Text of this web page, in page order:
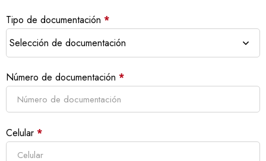
Tipo de documentación *
Número de documentación *
Celular *